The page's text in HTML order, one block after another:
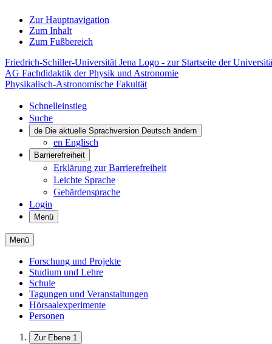
Zur Hauptnavigation
Zum Inhalt
Zum Fußbereich
Friedrich-Schiller-Universität Jena Logo - zur Startseite der
AG Fachdidaktik der Physik und Astronomie
Physikalisch-Astronomische Fakultät
Schnelleinstieg
Suche
de Die aktuelle Sprachversion Deutsch ändern
en Englisch
Barrierefreiheit
Erklärung zur Barrierefreiheit
Leichte Sprache
Gebärdensprache
Login
Menü
Menü
Forschung und Projekte
Studium und Lehre
Schule
Tagungen und Veranstaltungen
Hörsaalexperimente
Personen
Zur Ebene 1